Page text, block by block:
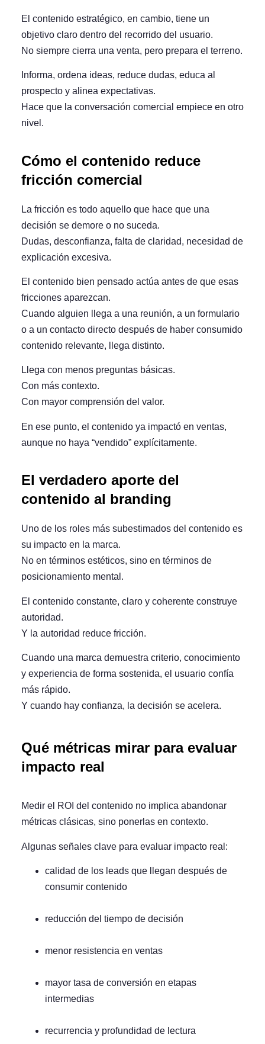
El contenido estratégico, en cambio, tiene un
objetivo claro dentro del recorrido del usuario.
No siempre cierra una venta, pero prepara el terreno.
Informa, ordena ideas, reduce dudas, educa al
prospecto y alinea expectativas.
Hace que la conversación comercial empiece en otro
nivel.
Cómo el contenido reduce
fricción comercial
La fricción es todo aquello que hace que una
decisión se demore o no suceda.
Dudas, desconfianza, falta de claridad, necesidad de
explicación excesiva.
El contenido bien pensado actúa antes de que esas
fricciones aparezcan.
Cuando alguien llega a una reunión, a un formulario
o a un contacto directo después de haber consumido
contenido relevante, llega distinto.
Llega con menos preguntas básicas.
Con más contexto.
Con mayor comprensión del valor.
En ese punto, el contenido ya impactó en ventas,
aunque no haya “vendido” explícitamente.
El verdadero aporte del
contenido al branding
Uno de los roles más subestimados del contenido es
su impacto en la marca.
No en términos estéticos, sino en términos de
posicionamiento mental .
El contenido constante, claro y coherente construye
autoridad.
Y la autoridad reduce fricción.
Cuando una marca demuestra criterio, conocimiento
y experiencia de forma sostenida, el usuario confía
más rápido.
Y cuando hay confianza, la decisión se acelera.
Qué métricas mirar para evaluar
impacto real
Medir el ROI del contenido no implica abandonar
métricas clásicas, sino ponerlas en contexto.
Algunas señales clave para evaluar impacto real:
calidad de los leads que llegan después de
consumir contenido
reducción del tiempo de decisión
menor resistencia en ventas
mayor tasa de conversión en etapas
intermedias
recurrencia y profundidad de lectura